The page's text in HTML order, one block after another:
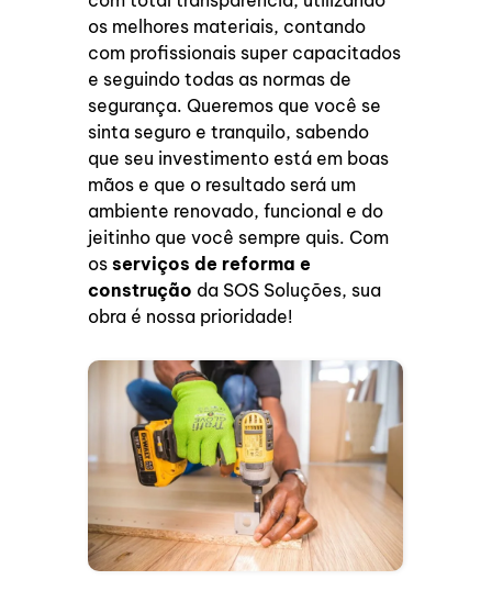
os melhores materiais, contando
com profissionais super capacitados
e seguindo todas as normas de
segurança. Queremos que você se
sinta seguro e tranquilo, sabendo
que seu investimento está em boas
mãos e que o resultado será um
ambiente renovado, funcional e do
jeitinho que você sempre quis. Com
osserviços de reforma e
construção da SOS Soluções, sua
obra é nossa prioridade!